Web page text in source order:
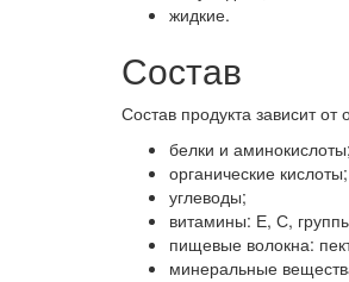
жидкие.
Состав
Состав продукта зависит
белки и аминокислоты;
органические кислоты;
углеводы;
витамины: Е, С,
пищевые волокна:
минеральные